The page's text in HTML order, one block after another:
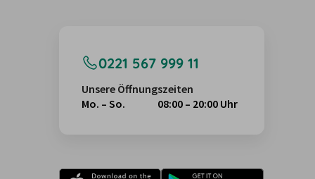
0221 567 999 11
Unsere Öffnungszeiten
Mo. – So.
08:00 – 20:00 Uhr